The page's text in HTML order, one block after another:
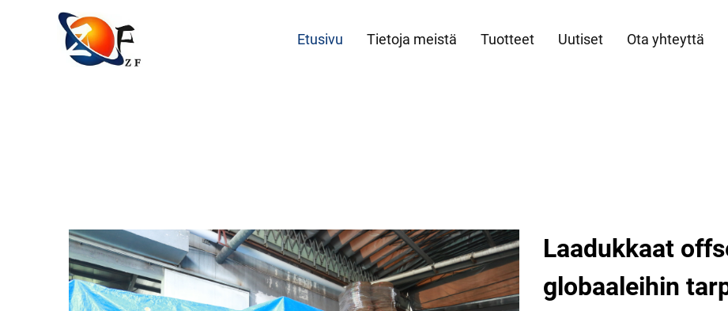
Etusivu Tietoja meistä Tuotteet Uutiset Ota yhteyttä
Laadukkaat
globaaleihin